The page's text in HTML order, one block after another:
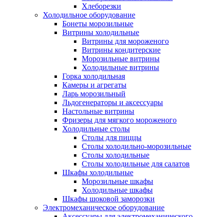
Хлеборезки
Холодильное оборудование
Бонеты морозильные
Витрины холодильные
Витрины для мороженого
Витрины кондитерские
Морозильные витрины
Холодильные витрины
Горка холодильная
Камеры и агрегаты
Ларь морозильный
Льдогенераторы и аксессуары
Настольные витрины
Фризеры для мягкого мороженого
Холодильные столы
Столы для пиццы
Столы холодильно-морозильные
Столы холодильные
Столы холодильные для салатов
Шкафы холодильные
Mорозильные шкафы
Холодильные шкафы
Шкафы шоковой заморозки
Электромеханическое оборудование